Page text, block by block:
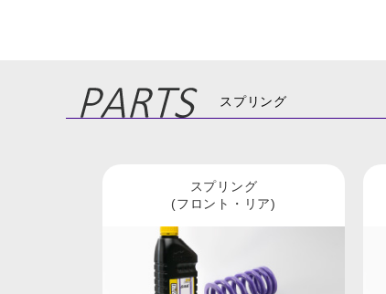
スプリング
スプリング
(フロント・リア)